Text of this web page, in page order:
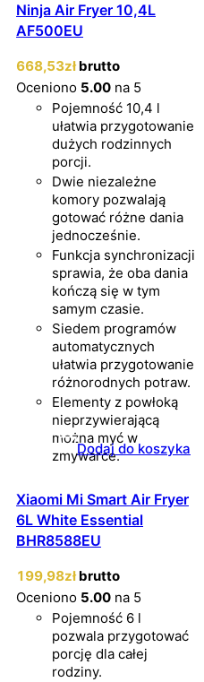
Ninja Air Fryer 10,4L
AF500EU
668,53zł brutto
Oceniono 5.00 na 5
Pojemność 10,4 l
ułatwia przygotowanie
dużych rodzinnych
porcji.
Dwie niezależne
komory pozwalają
gotować różne dania
jednocześnie.
Funkcja synchronizacji
sprawia, że oba dania
kończą się w tym
samym czasie.
Siedem programów
automatycznych
ułatwia przygotowanie
różnorodnych potraw.
Elementy z powłoką
nieprzywierającą
można myć w
zmywarce.
Dodaj do koszyka
Xiaomi Mi Smart Air Fryer
6L White Essential
BHR8588EU
199,98zł brutto
Oceniono 5.00 na 5
Pojemność 6 l
pozwala przygotować
porcję dla całej
rodziny.